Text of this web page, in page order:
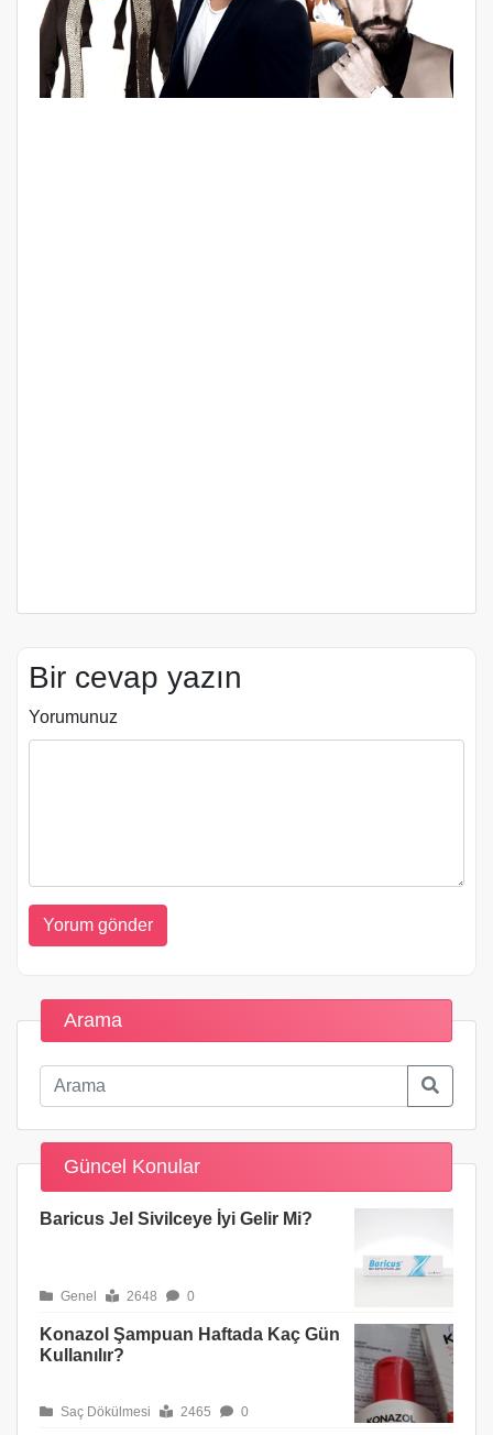
Bir cevap yazın
Yorumunuz
Arama
Güncel Konular
Baricus Jel Sivilceye İyi Gelir Mi?
Genel 2648 0
Konazol Şampuan Haftada Kaç Gün
Kullanılır?
Saç Dökülmesi 2465 0